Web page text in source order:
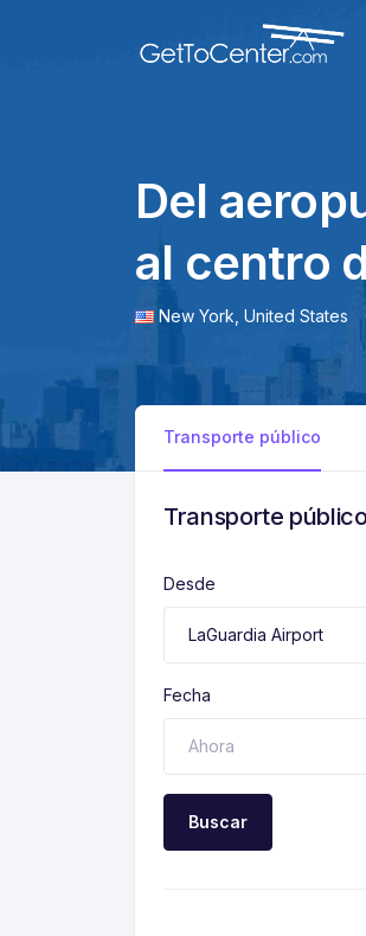
Del
al centro
New York, United States
Transporte público
Transporte
Desde
Fecha
Buscar